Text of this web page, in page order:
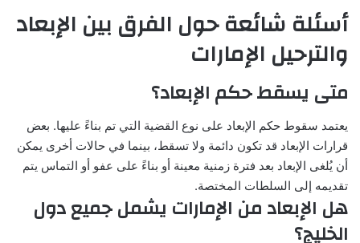
أسئلة شائعة حول الفرق بين الإبعاد
والترحيل الإمارات
متى يسقط حكم الإبعاد؟
يعتمد سقوط حكم الإبعاد على نوع القضية التي تم بناءً عليها. بعض
قرارات الإبعاد قد تكون دائمة ولا تسقط، بينما في حالات أخرى يمكن
أن يُلغى الإبعاد بعد فترة زمنية معينة أو بناءً على عفو أو التماس يتم
تقديمه إلى السلطات المختصة.
هل الإبعاد من الإمارات يشمل جميع دول
الخليج؟